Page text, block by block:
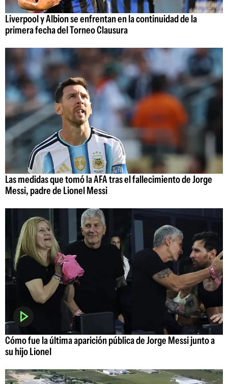
Liverpool y Albion se enfrentan en la continuidad de la
primera fecha del Torneo Clausura
Las medidas que tomó la AFA tras el fallecimiento de Jorge
Messi, padre de Lionel Messi
Cómo fue la última aparición pública de Jorge Messi junto a
su hijo Lionel